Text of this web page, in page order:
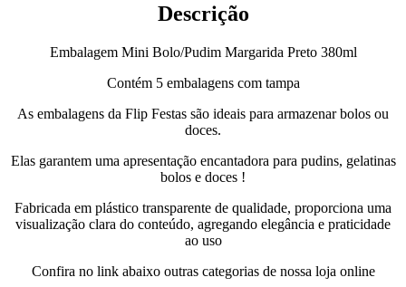
Descrição
Embalagem Mini Bolo/Pudim Margarida Preto 380ml
Contém 5 embalagens com tampa
As embalagens da Flip Festas são ideais para armazenar bolos ou
doces.
Elas garantem uma apresentação encantadora para pudins, gelatinas
bolos e doces !
Fabricada em plástico transparente de qualidade, proporciona uma
visualização clara do conteúdo, agregando elegância e praticidade
ao uso
Confira no link abaixo outras categorias de nossa loja online